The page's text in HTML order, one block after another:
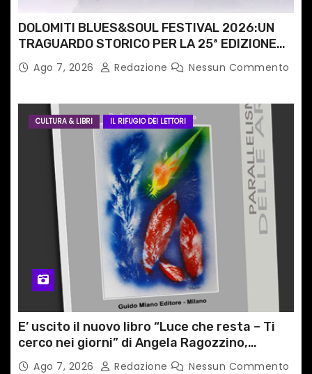
i
DOLOMITI BLUES&SOUL FESTIVAL 2026:UN
TRAGUARDO STORICO PER LA 25ª EDIZIONE
TRA LE CIME PATRIMONIO UNESCO
Ago 7, 2026 Redazione Nessun Commento
CULTURA & LIBRI IL RIFUGIO DEI LETTORI
E’ uscito il nuovo libro “Luce che resta – Ti
cerco nei giorni” di Angela Ragozzino,
medico primario di Capua
Ago 7, 2026 Redazione Nessun Commento